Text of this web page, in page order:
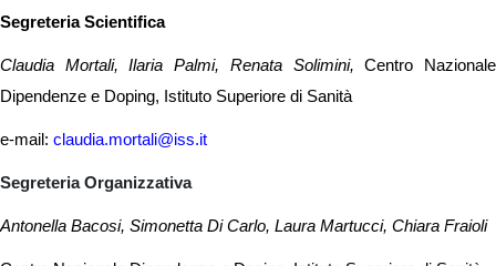
Segreteria Scientifica
Claudia Mortali, Ilaria Palmi, Renata Solimini,Centro Nazionale
Dipendenze e Doping, Istituto Superiore di Sanità
e-mail: claudia.mortali@iss.it
Segreteria Organizzativa
Antonella Bacosi, Simonetta Di Carlo, Laura Martucci, Chiara Fraioli